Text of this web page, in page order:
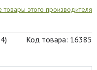
товары этого производителя
Код товара: 16385